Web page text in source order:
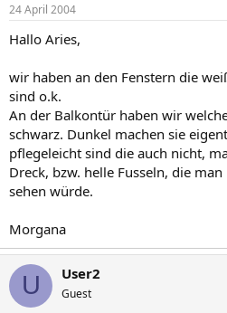
24 April 2004
Hallo Aries,
wir haben an den Fenstern die
sind o.k.
An der Balkontür haben wir
schwarz. Dunkel machen sie
pflegeleicht sind die auch nicht,
Dreck, bzw. helle Fusseln, die
sehen würde.
Morgana
U User2
Guest